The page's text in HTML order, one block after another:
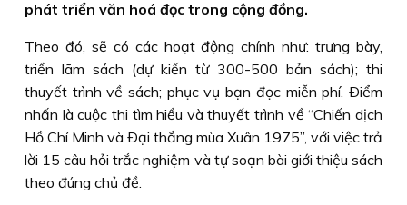
phát triển văn hoá đọc trong cộng đồng.
Theo đó, sẽ có các hoạt động chính như: trưng bày,
triển lãm sách (dự kiến từ 300-500 bản sách); thi
thuyết trình về sách; phục vụ bạn đọc miễn phí. Ðiểm
nhấn là cuộc thi tìm hiểu và thuyết trình về “Chiến dịch
Hồ Chí Minh và Ðại thắng mùa Xuân 1975”, với việc trả
lời 15 câu hỏi trắc nghiệm và tự soạn bài giới thiệu sách
theo đúng chủ đề.